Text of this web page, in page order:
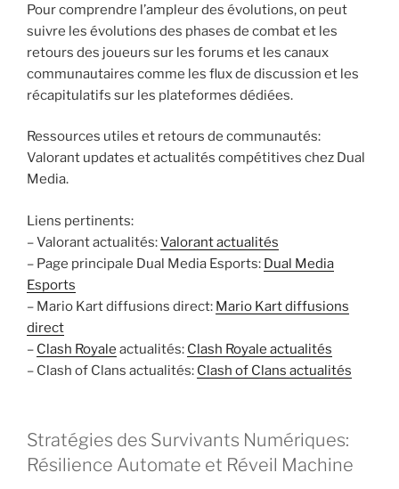
Pour comprendre l’ampleur des évolutions, on peut
suivre les évolutions des phases de combat et les
retours des joueurs sur les forums et les canaux
communautaires comme les flux de discussion et les
récapitulatifs sur les plateformes dédiées.
Ressources utiles et retours de communautés:
Valorant updates et actualités compétitives chez Dual
Media.
Liens pertinents:
– Valorant actualités:Valorant actualités
– Page principale Dual Media Esports: Dual Media
Esports
– Mario Kart diffusions direct: Mario Kart diffusions
direct
– Clash Royale actualités: Clash Royale actualités
– Clash of Clans actualités: Clash of Clans actualités
Stratégies des Survivants Numériques:
Résilience Automate et Réveil Machine